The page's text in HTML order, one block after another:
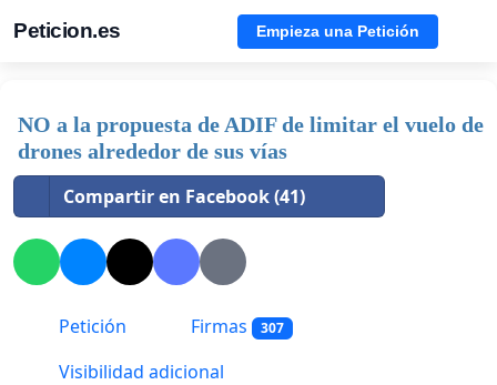
Peticion.es Empieza una Petición
NO a la propuesta de ADIF de limitar el vuelo de
drones alrededor de sus vías
Compartir en Facebook (41)
Petición Firmas 307
Visibilidad adicional